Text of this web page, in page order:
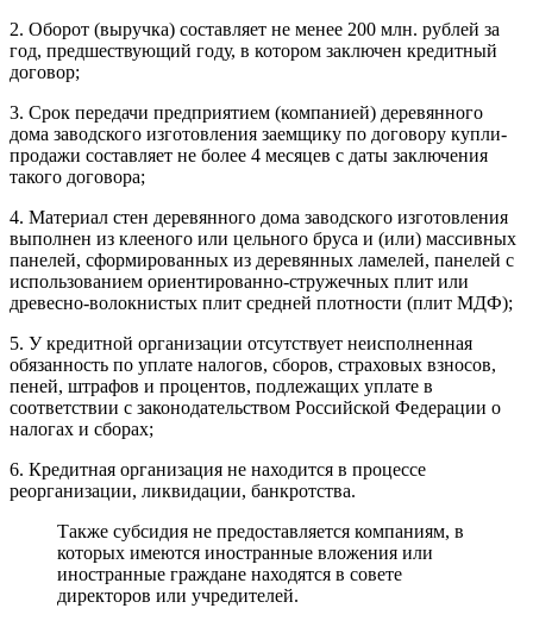
2. Оборот (выручка) составляет не менее 200 млн. рублей за
год, предшествующий году, в котором заключен кредитный
договор;
3. Срок передачи предприятием (компанией) деревянного
дома заводского изготовления заемщику по договору купли-
продажи составляет не более 4 месяцев с даты заключения
такого договора;
4. Материал стен деревянного дома заводского изготовления
выполнен из клееного или цельного бруса и (или) массивных
панелей, сформированных из деревянных ламелей, панелей с
использованием ориентированно-стружечных плит или
древесно-волокнистых плит средней плотности (плит МДФ);
5. У кредитной организации отсутствует неисполненная
обязанность по уплате налогов, сборов, страховых взносов,
пеней, штрафов и процентов, подлежащих уплате в
соответствии с законодательством Российской Федерации о
налогах и сборах;
6. Кредитная организация не находится в процессе
реорганизации, ликвидации, банкротства.
Также субсидия не предоставляется компаниям, в
которых имеются иностранные вложения или
иностранные граждане находятся в совете
директоров или учредителей.